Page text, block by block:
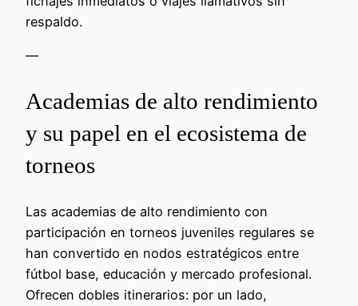
respaldo.
—
Academias de alto rendimiento
y su papel en el ecosistema de
torneos
Las academias de alto rendimiento con
participación en torneos juveniles regulares se
han convertido en nodos estratégicos entre
fútbol base, educación y mercado profesional.
Ofrecen dobles itinerarios: por un lado,